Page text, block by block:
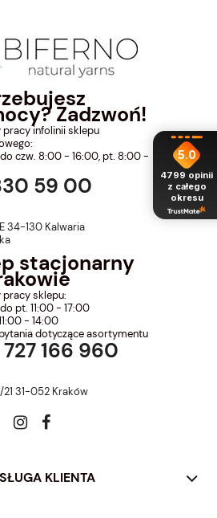
Zadzwoń!
pracy infolinii sklepu
czw. 8:00 - 16:00, pt. 8:00 -
59 00
34-130 Kalwaria
stacjonarny
pracy sklepu:
pt. 11:00 - 17:00
- 14:00
dotyczące asortymentu
166 960
21 31-052 Kraków
KLIENTA
5.0
4799 opinii
z całego
okresu